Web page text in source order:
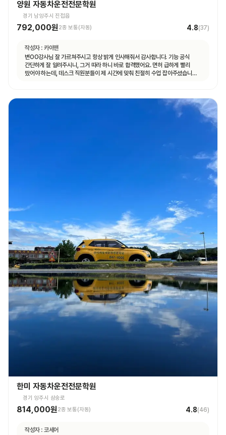
양원 자동차운전전문학원
경기 남양주시 진접읍
792,000원 2종 보통(자동) 4.8(37)
작성자 : 카이맨
변OO강사님 잘 가르쳐주시고 항상 밝게 인사해줘서 감사합니다. 기능 공식
간단하게 잘 알려주시니, 그거 따라 하니 바로 합격했어요. 면허 급하게 빨리
땄어야 하는데, 데스크 직원분들이 제 시간에 맞춰 친절히 수업 잡아주셨습니다.
한미 자동차운전전문학원
경기 양주시 삼숭로
814,000원2종 보통(자동) 4.8(46)
작성자 : 코세어